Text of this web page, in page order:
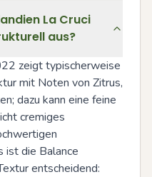
La Cruci
aus?
zeigt typischerweise
mit Noten von Zitrus,
dazu kann eine feine
cremiges
ist die Balance
entscheidend: